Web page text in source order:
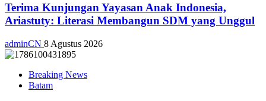
Terima Kunjungan Yayasan Anak Indonesia,
Ariastuty: Literasi Membangun SDM yang Unggul
adminCN 8 Agustus 2026
Breaking News
Batam